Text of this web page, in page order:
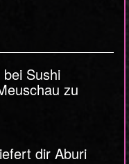
Sushi
zu
dir Aburi